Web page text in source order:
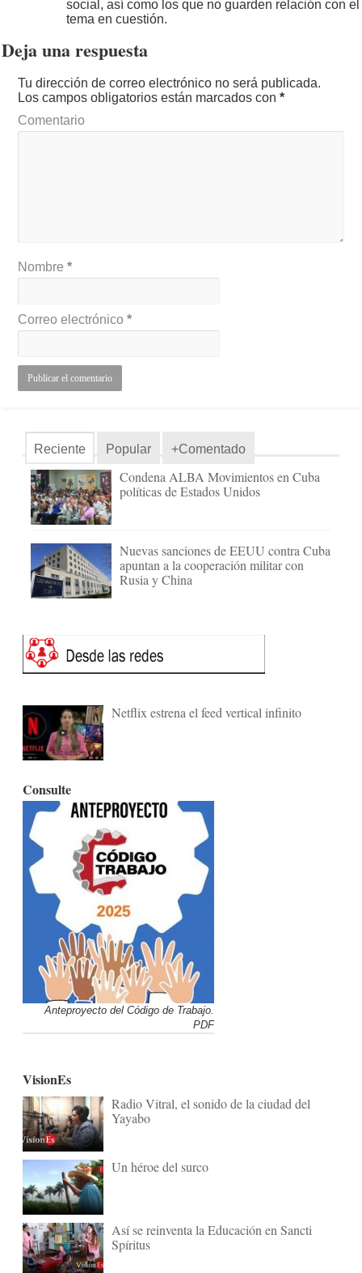
social, así como los que no guarden relación con el
tema en cuestión.
Deja una respuesta
Tu dirección de correo electrónico no será publicada.
Los campos obligatorios están marcados con*
Comentario
Nombre*
Correo electrónico*
Reciente Popular +Comentado
Condena ALBA Movimientos en Cuba
políticas de Estados Unidos
Nuevas sanciones de EEUU contra Cuba
apuntan a la cooperación militar con
Rusia y China
Netflix estrena el feed vertical infinito
Consulte
Anteproyecto del Código de Trabajo.
PDF
VisionEs
Radio Vitral, el sonido de la ciudad del
Yayabo
Un héroe del surco
Así se reinventa la Educación en Sancti
Spíritus